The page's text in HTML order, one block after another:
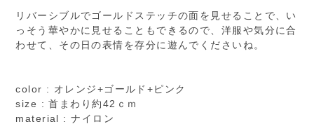
リバーシブルでゴールドステッチの面を見せることで、い
っそう華やかに見せることもできるので、洋服や気分に合
わせて、その日の表情を存分に遊んでくださいね。
color : オレンジ+ゴールド+ピンク
size : 首まわり約42ｃｍ
material : ナイロン